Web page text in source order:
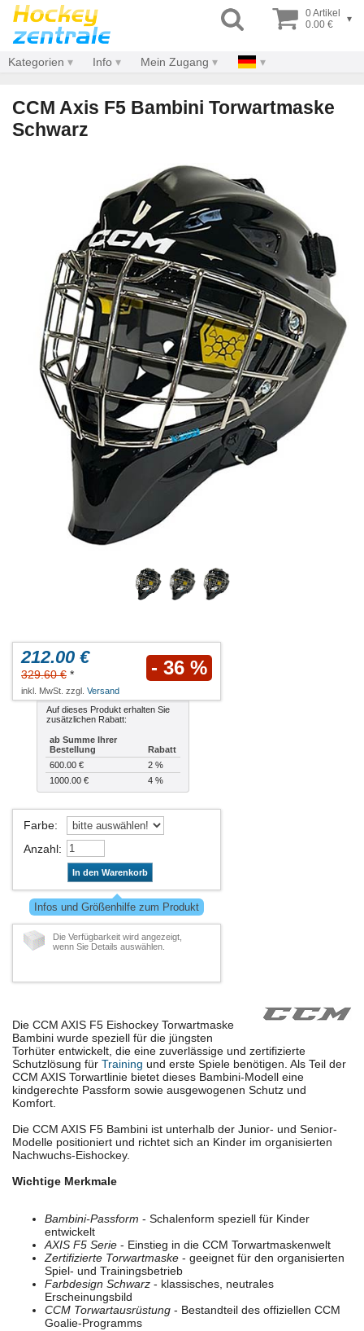
0 Artikel
0.00 €
▾
Kategorien Info Mein Zugang
CCM Axis F5 Bambini Torwartmaske
Schwarz
212.00 €
329.60 € * - 36 %
inkl. MwSt. zzgl. Versand
Auf dieses Produkt erhalten Sie
zusätzlichen Rabatt:
ab Summe Ihrer
Bestellung
Rabatt
600.00 €
2 %
1000.00 €
4 %
Farbe:
Anzahl:
In den Warenkorb
Infos und Größenhilfe zum Produkt
Die Verfügbarkeit wird angezeigt,
wenn Sie Details auswählen.
Die CCM AXIS F5 Eishockey Torwartmaske
Bambini wurde speziell für die jüngsten
Torhüter entwickelt, die eine zuverlässige und zertifizierte
Schutzlösung für Training und erste Spiele benötigen. Als Teil der
CCM AXIS Torwartlinie bietet dieses Bambini-Modell eine
kindgerechte Passform sowie ausgewogenen Schutz und
Komfort.
Die CCM AXIS F5 Bambini ist unterhalb der Junior- und Senior-
Modelle positioniert und richtet sich an Kinder im organisierten
Nachwuchs-Eishockey.
Wichtige Merkmale
Bambini-Passform - Schalenform speziell für Kinder
entwickelt
AXIS F5 Serie - Einstieg in die CCM Torwartmaskenwelt
Zertifizierte Torwartmaske - geeignet für den organisierten
Spiel- und Trainingsbetrieb
Farbdesign Schwarz - klassisches, neutrales
Erscheinungsbild
CCM Torwartausrüstung - Bestandteil des offiziellen CCM
Goalie-Programms